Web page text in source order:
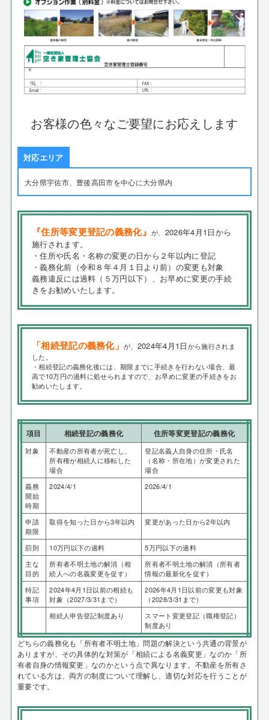
お客様の色々なご要望にお応えします
対応エリア
大分県宇佐市、豊後高田市を中心に大分県内
『住所等変更登記の義務化』が、 2026年4月1日から
施行されます。
・住所や氏名・名称の変更の日から２年以内に登記
・義務化前（令和８年４月１日より前）の変更も対象
義務違反には過料（５万円以下）、お早めに変更の手続
きをお勧めいたします。
「相続登記の義務化」が、 2024年4月1日から施行されま
した。
・相続登記の義務化後には、期限までに手続きを行わない場合、最
高で10万円の過料に処せられますので、お早めに変更の手続きをお
勧めいたします。
項目 相続登記の義務化 住所等変更登記の義務化
対象
不動産の所有者が死亡し、
所有権が相続人に移転した
場合
登記名義人自身の住所・氏名
（名称・所在地）が変更された
場合
義務
開始
時期
2024/4/1 2026/4/1
申請
期限
取得を知った日から3年以内 変更があった日から2年以内
罰則 10万円以下の過料
5万円以下の過料
主な
目的
所有者不明土地の解消（相
続人への名義変更を促す）
所有者不明土地の解消（所有者
情報の最新化を促す）
特記
事項
2024年4月1日以前の相続も
対象（2027/3/31まで）
2026年4月1日以前の変更も対象
（2028/3/31まで）
相続人申告登記制度あり
スマート変更登記（職権登記）
制度あり
どちらの義務化も「所有者不明土地」問題の解決という共通の背景が
ありますが、その具体的な対策が「相続による名義変更」なのか「所
有者自身の情報変更」なのかという点で異なります。不動産を所有さ
れている方は、両方の制度について理解し、適切な対応を行うことが
重要です。